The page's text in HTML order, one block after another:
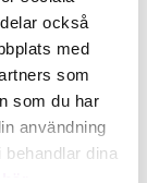
också
med
som
som du har
användning
dina